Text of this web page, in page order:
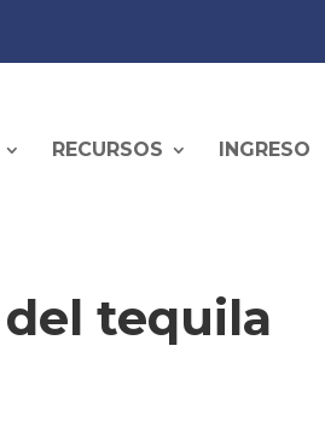
RECURSOS INGRESO
tequila